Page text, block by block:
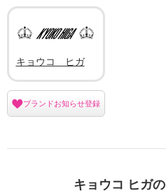
キョウコ ヒガ
ブランドお知らせ登録
キョウコ ヒガ